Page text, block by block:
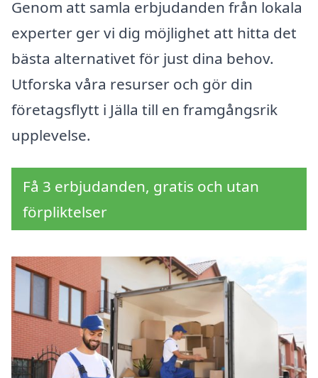
Genom att samla erbjudanden från lokala
experter ger vi dig möjlighet att hitta det
bästa alternativet för just dina behov.
Utforska våra resurser och gör din
företagsflytt i Jälla till en framgångsrik
upplevelse.
Få 3 erbjudanden, gratis och utan
förpliktelser